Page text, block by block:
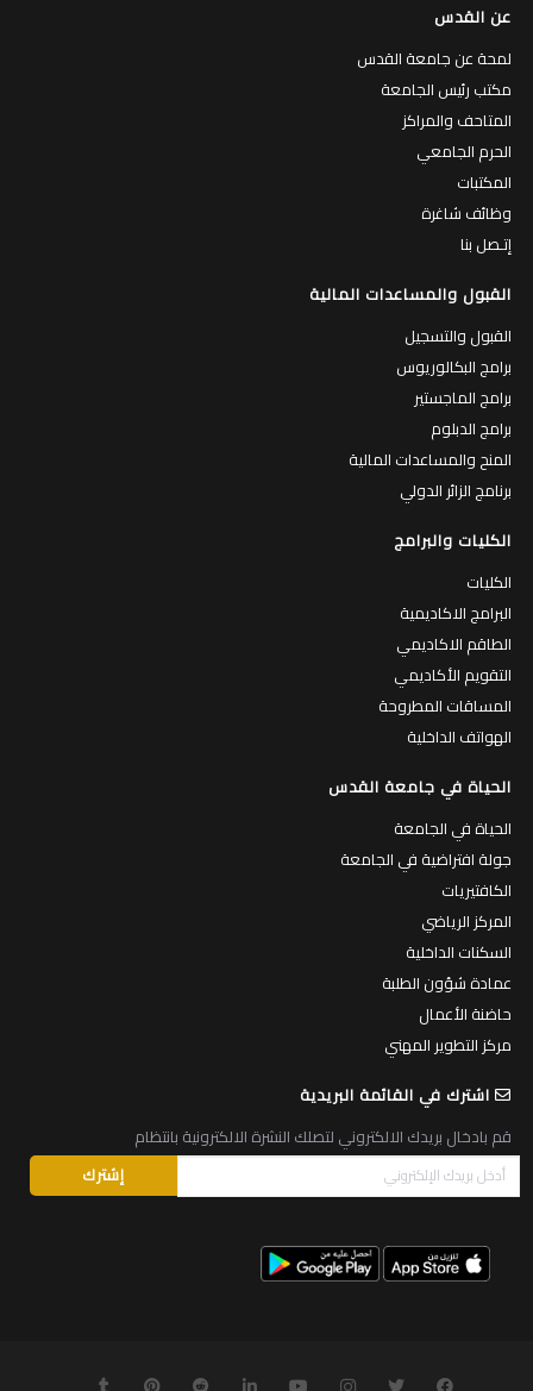
عن القدس
لمحة عن جامعة القدس
مكتب رئيس الجامعة
المتاحف والمراكز
الحرم الجامعي
المكتبات
وظائف شاغرة
إتـصل بنا
القبول والمساعدات المالية
القبول والتسجيل
برامج البكالوريوس
برامج الماجستير
برامج الدبلوم
المنح والمساعدات المالية
برنامج الزائر الدولي
الكليات والبرامج
الكليات
البرامج الاكاديمية
الطاقم الاكاديمي
التقويم الأكاديمي
المساقات المطروحة
الهواتف الداخلية
الحياة في جامعة القدس
الحياة في الجامعة
جولة افتراضية في الجامعة
الكافتيريات
المركز الرياضي
السكنات الداخلية
عمادة شؤون الطلبة
حاضنة الأعمال
مركز التطوير المهني
اشترك في القائمة البريدية
قم بادخال بريدك الالكتروني لتصلك النشرة الالكترونية بانتظام